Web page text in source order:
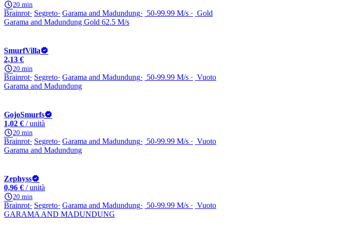
20 min
Brainrot Segreto Garama and Madundung 50-99.99 M/s
Gold
Garama and Madundung Gold 62.5 M/s
SmurfVilla
2,13 €
20 min
Brainrot Segreto Garama and Madundung 50-99.99 M/s
Vuoto
Garama and Madundung
GojoSmurfs
1,02 € / unità
20 min
Brainrot Segreto Garama and Madundung 50-99.99 M/s
Vuoto
Garama and Madundung
Zephyss
0,96 € / unità
20 min
Brainrot Segreto Garama and Madundung 50-99.99 M/s
Vuoto
GARAMA AND MADUNDUNG